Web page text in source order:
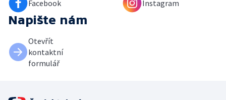
Facebook Instagram
Napište nám
Otevřít
kontaktní
formulář